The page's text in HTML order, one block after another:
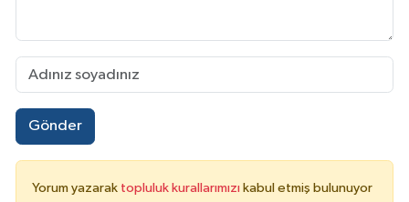
Gönder
Yorum yazarak topluluk kurallarımızı kabul etmiş bulunuyor